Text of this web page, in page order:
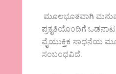
ಮೂಲಭೂತವಾಗಿ
ಪ್ರಕೃತಿಯೊಂದಿಗೆ
ವೈಯುಕ್ತಿಕ ಸಾಧನೆಯ
ಸಂಬಂಧವಿದೆ.